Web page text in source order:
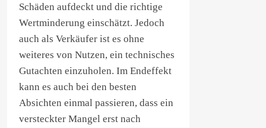
Schäden aufdeckt und die richtige
Wertminderung einschätzt. Jedoch
auch als Verkäufer ist es ohne
weiteres von Nutzen, ein technisches
Gutachten einzuholen. Im Endeffekt
kann es auch bei den besten
Absichten einmal passieren, dass ein
versteckter Mangel erst nach